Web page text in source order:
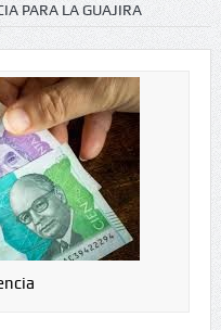
PARA LA GUAJIRA